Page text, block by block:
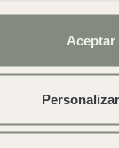
Aceptar
Personalizar